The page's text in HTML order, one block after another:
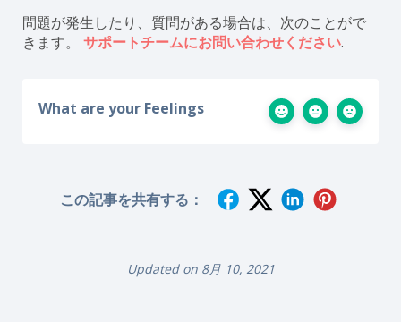
問題が発生したり、質問がある場合は、次のことがで
きます。 サポートチームにお問い合わせください.
What are your Feelings
この記事を共有する：
Updated on 8月 10, 2021